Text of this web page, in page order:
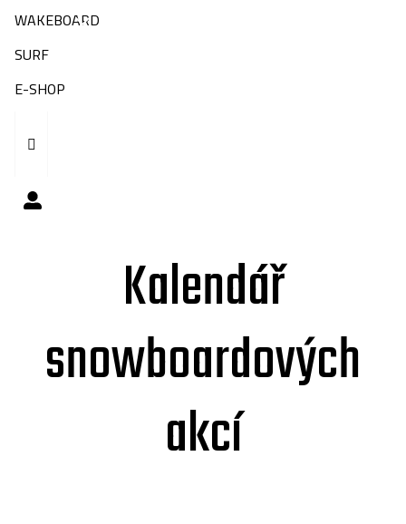
WAKEBOARD
SURF
E-SHOP
Kalendář
snowboardových
akcí